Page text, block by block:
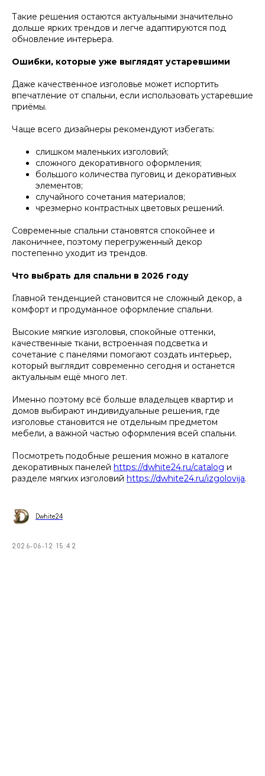
Такие решения остаются актуальными значительно
дольше ярких трендов и легче адаптируются под
обновление интерьера.
Ошибки, которые уже выглядят устаревшими
Даже качественное изголовье может испортить
впечатление от спальни, если использовать устаревшие
приёмы.
Чаще всего дизайнеры рекомендуют избегать:
слишком маленьких изголовий;
сложного декоративного оформления;
большого количества пуговиц и декоративных
элементов;
случайного сочетания материалов;
чрезмерно контрастных цветовых решений.
Современные спальни становятся спокойнее и
лаконичнее, поэтому перегруженный декор
постепенно уходит из трендов.
Что выбрать для спальни в 2026 году
Главной тенденцией становится не сложный декор, а
комфорт и продуманное оформление спальни.
Высокие мягкие изголовья, спокойные оттенки,
качественные ткани, встроенная подсветка и
сочетание с панелями помогают создать интерьер,
который выглядит современно сегодня и останется
актуальным ещё много лет.
Именно поэтому всё больше владельцев квартир и
домов выбирают индивидуальные решения, где
изголовье становится не отдельным предметом
мебели, а важной частью оформления всей спальни.
Посмотреть подобные решения можно в каталоге
декоративных панелей https://dwhite24.ru/catalog и
разделе мягких изголовий https://dwhite24.ru/izgolovija.
Dwhite24
2026-06-12 15:42